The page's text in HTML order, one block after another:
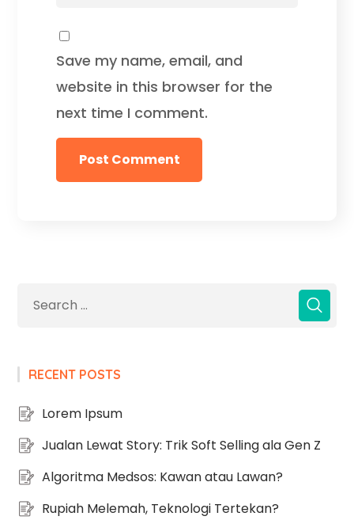
Save my name, email, and
website in this browser for the
next time I comment.
RECENT POSTS
Lorem Ipsum
Jualan Lewat Story: Trik Soft Selling ala Gen Z
Algoritma Medsos: Kawan atau Lawan?
Rupiah Melemah, Teknologi Tertekan?